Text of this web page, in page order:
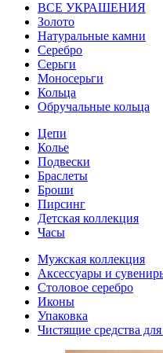
ВСЕ УКРАШЕНИЯ
Золото
Натуральные камни
Серебро
Серьги
Моносерьги
Кольца
Обручальные кольца
Цепи
Колье
Подвески
Браслеты
Броши
Пирсинг
Детская коллекция
Часы
Мужская коллекция
Аксессуары и
Столовое серебро
Иконы
Упаковка
Чистящие средства для